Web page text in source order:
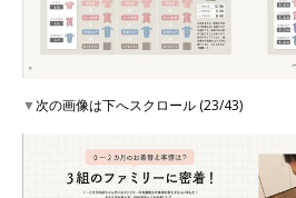
▼次の画像は下へスクロール (23/43)